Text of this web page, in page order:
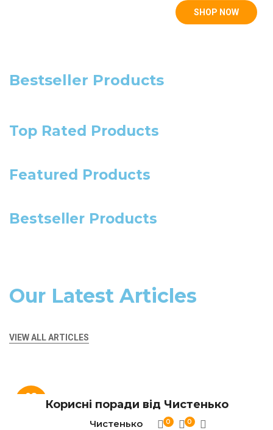
SHOP NOW
Bestseller Products
Top Rated Products
Featured Products
Bestseller Products
Our Latest Articles
VIEW ALL ARTICLES
08
Корисні поради від Чистенько
Чистенько 0 0